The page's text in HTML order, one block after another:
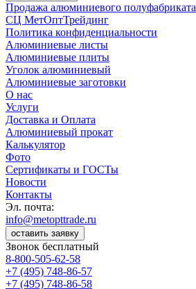
Продажа алюминиевого полуфабриката
СЦ МетОптТрейдинг
Политика конфиденциальности
Алюминиевые листы
Алюминиевые плиты
Уголок алюминиевый
Алюминиевые заготовки
О нас
Услуги
Доставка и Оплата
Алюминиевый прокат
Калькулятор
Фото
Сертификаты и ГОСТы
Новости
Контакты
Эл. почта:
info@metopttrade.ru
оставить заявку
Звонок бесплатный
8-800-505-62-58
+7 (495) 748-86-57
+7 (495) 748-86-58